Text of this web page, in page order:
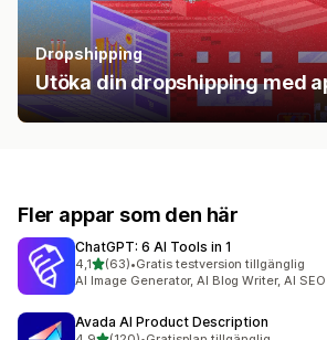
Dropshipping
Utöka din dropshipping med
Fler appar som den här
ChatGPT: 6 AI Tools in 1
4,1av 5 stjärnor
(63)
63 recensioner totalt
•Gratis testversion tillgänglig
AI Image Generator, AI Blog Writer, AI
Avada AI Product Description